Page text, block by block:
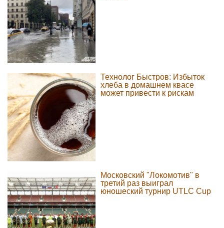
Технолог Быстров: Избыток
хлеба в домашнем квасе
может привести к рискам
Московский "Локомотив" в
третий раз выиграл
юношеский турнир UTLC Cup